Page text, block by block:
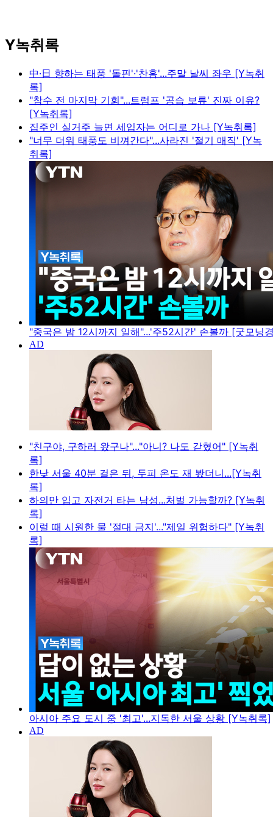
Y녹취록
中·日 향하는 태풍 '돌핀'·'찬홈'...주말 날씨 좌우 [Y녹취
록]
"참수 전 마지막 기회"...트럼프 '공습 보류' 진짜 이유?
[Y녹취록]
집주인 실거주 늘면 세입자는 어디로 가나 [Y녹취록]
"너무 더워 태풍도 비껴간다"...사라진 '절기 매직' [Y녹
취록]
"중국은 밤 12시까지 일해"...'주52시간' 손볼까 [굿모닝
"친구야, 구하러 왔구나"..."아니? 나도 갇혔어" [Y녹취
록]
한낮 서울 40분 걸은 뒤, 두피 온도 재 봤더니...[Y녹취
록]
하의만 입고 자전거 타는 남성...처벌 가능할까? [Y녹취
록]
이럴 때 시원한 물 '절대 금지'..."제일 위험하다" [Y녹취
록]
아시아 주요 도시 중 '최고'...지독한 서울 상황 [Y녹취록]